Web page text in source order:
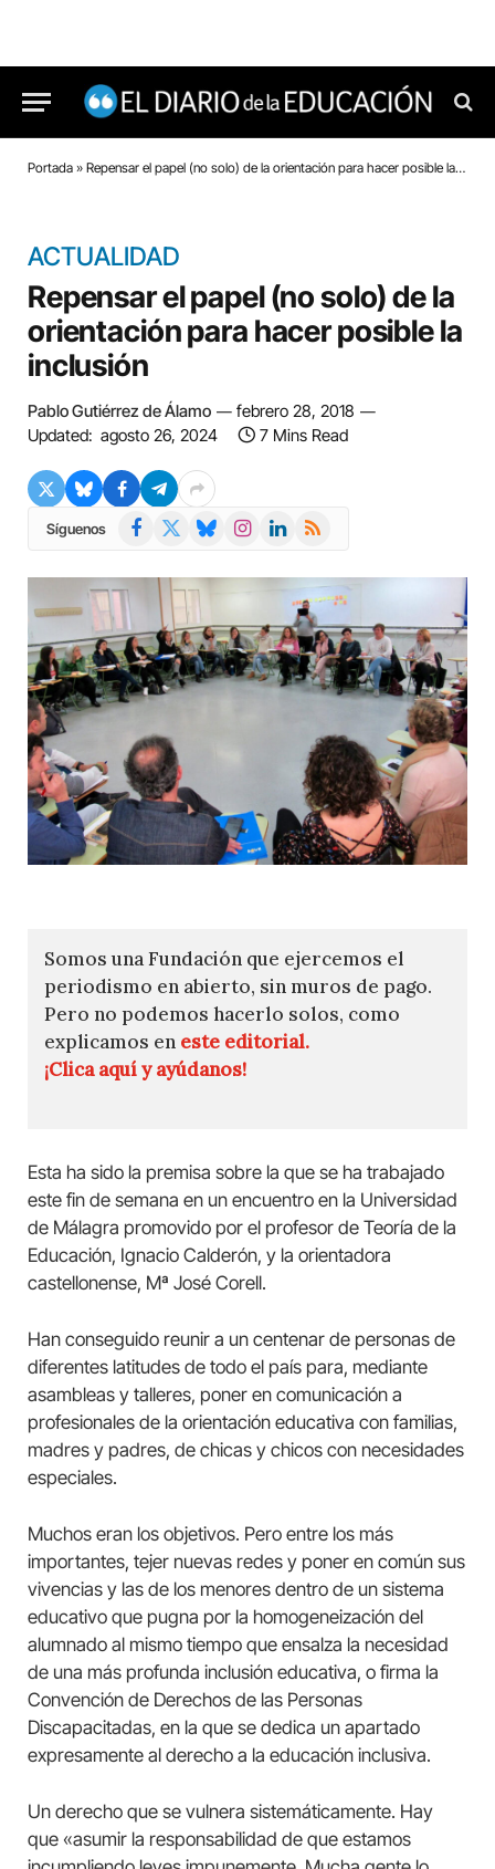
Portada » Repensar el papel (no solo) de la orientación para hacer posible la inclusión
ACTUALIDAD
Repensar el papel (no solo) de la
orientación para hacer posible la
inclusión
Pablo Gutiérrez de Álamo
febrero 28, 2018
Updated: agosto 26, 2024 7 Mins Read
Síguenos Facebook BlueskyInstagramLinkedIn
RSS
Somos una Fundación que ejercemos el
periodismo en abierto, sin muros de pago.
Pero no podemos hacerlo solos, como
explicamos en este editorial.
¡Clica aquí y ayúdanos!
Esta ha sido la premisa sobre la que se ha trabajado
este fin de semana en un encuentro en la Universidad
de Málagra promovido por el profesor de Teoría de la
Educación, Ignacio Calderón, y la orientadora
castellonense, Mª José Corell.
Han conseguido reunir a un centenar de personas de
diferentes latitudes de todo el país para, mediante
asambleas y talleres, poner en comunicación a
profesionales de la orientación educativa con familias,
madres y padres, de chicas y chicos con necesidades
especiales.
Muchos eran los objetivos. Pero entre los más
importantes, tejer nuevas redes y poner en común sus
vivencias y las de los menores dentro de un sistema
educativo que pugna por la homogeneización del
alumnado al mismo tiempo que ensalza la necesidad
de una más profunda inclusión educativa, o firma la
Convención de Derechos de las Personas
Discapacitadas, en la que se dedica un apartado
expresamente al derecho a la educación inclusiva.
Un derecho que se vulnera sistemáticamente. Hay
que «asumir la responsabilidad de que estamos